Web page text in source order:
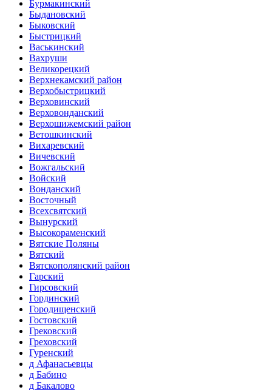
Бурмакинский
Быдановский
Быковский
Быстрицкий
Васькинский
Вахруши
Великорецкий
Верхнекамский район
Верхобыстрицкий
Верховинский
Верховонданский
Верхошижемский район
Ветошкинский
Вихаревский
Вичевский
Вожгальский
Войский
Вонданский
Восточный
Всехсвятский
Вынурский
Высокораменский
Вятские Поляны
Вятский
Вятскополянский район
Гарский
Гирсовский
Гординский
Городищенский
Гостовский
Грековский
Греховский
Гуренский
д Афанасьевцы
д Бабино
д Бакалово